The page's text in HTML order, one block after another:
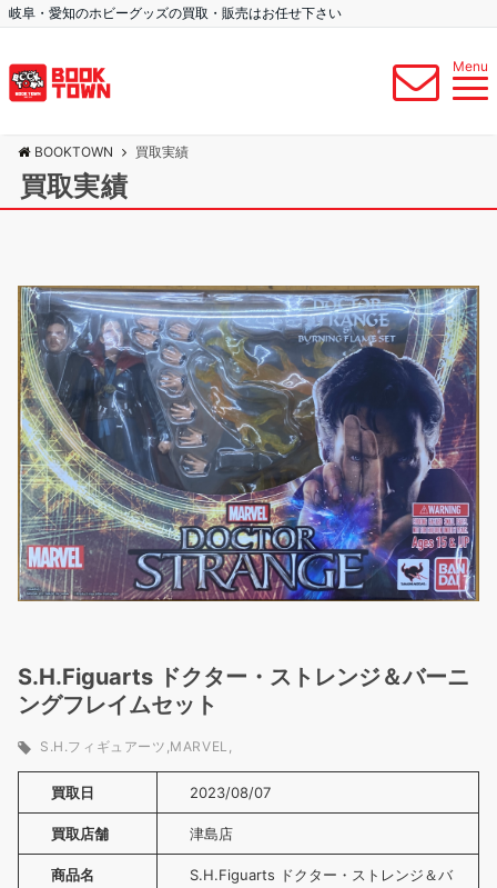
岐阜・愛知のホビーグッズの買取・販売はお任せ下さい
Menu
BOOKTOWN 買取実績
買取実績
S.H.Figuarts ドクター・ストレンジ＆バーニ
ングフレイムセット
S.H.フィギュアーツ MARVEL
買取日 2023/08/07
買取店舗 津島店
商品名
S.H.Figuarts ドクター・ストレンジ＆バ